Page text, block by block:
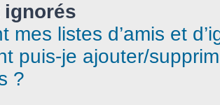
ignorés
mes listes d’amis et
puis-je ajouter/
?